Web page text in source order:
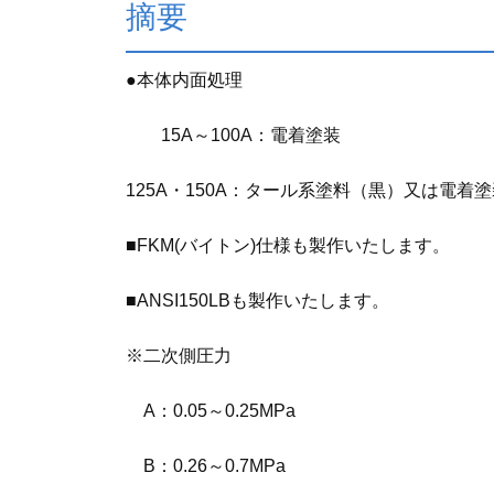
摘要
●本体内面処理
15A～100A：電着塗装
125A・150A：タール系塗料（黒）又は電着
■FKM(バイトン)仕様も製作いたします。
■ANSI150LBも製作いたします。
※二次側圧力
A：0.05～0.25MPa
B：0.26～0.7MPa